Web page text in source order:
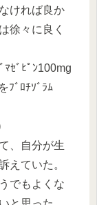
ければ良か
徐々に良く
ｾﾞﾋﾟﾝ100mg
ﾌﾞﾛﾁｿﾞﾗﾑ
、自分が生
えていた。
でもよくな